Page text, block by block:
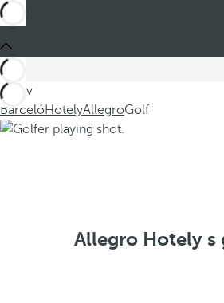
Jste v
BarcelóHotelyAllegroGolf
Allegro Hotely s